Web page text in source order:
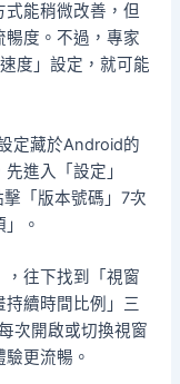
能稍微改善，但
度。不過，專家
度」設定，就可能
定藏於Android的
進入「設定」
「版本號碼」7次
。
往下找到「視窗
續時間比例」三
次開啟或切換視窗
更流暢。